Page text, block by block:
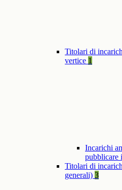
Titolari di
vertice 1
Incarichi
pubblicare
Titolari di
generali) 3